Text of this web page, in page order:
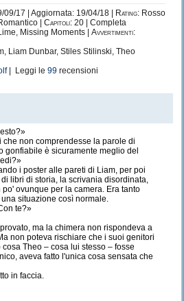
09/17 | Aggiornata: 19/04/18 | Rating: Rosso
| Capitoli: 20 | Completa
Missing Moments | Avvertimenti:
Liam Dunbar, Stiles Stilinski, Theo
| Leggi le 99 recensioni
che non comprendesse la parole di
gonfiabile è sicuramente meglio del
i poster alle pareti di Liam, per poi
libri di storia, la scrivania disordinata,
ovunque per la camera. Era tanto
situazione così normale.
te?»
ma la chimera non rispondeva a
non poteva rischiare che i suoi genitori
Theo – cosa lui stesso – fosse
aveva fatto l'unica cosa sensata che
in faccia.